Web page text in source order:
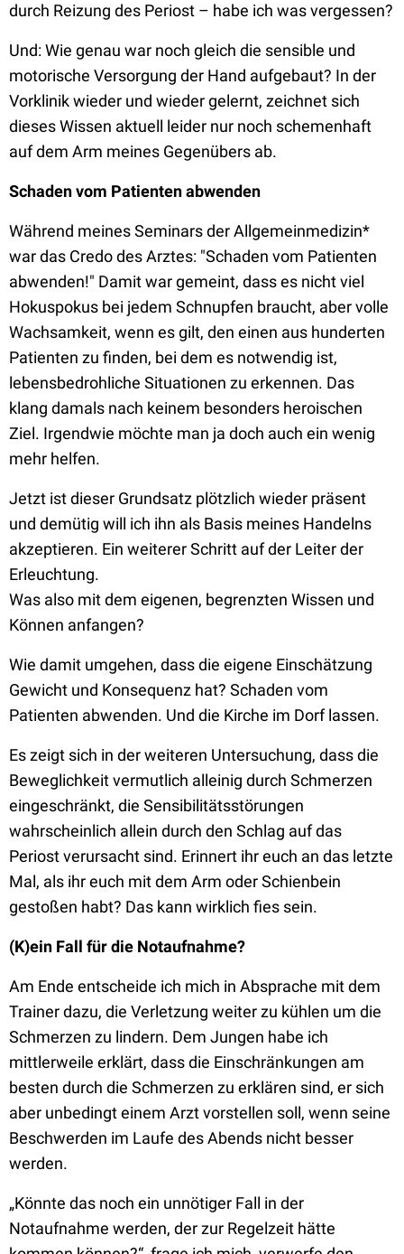
durch Reizung des Periost – habe ich was vergessen?
Und: Wie genau war noch gleich die sensible und
motorische Versorgung der Hand aufgebaut? In der
Vorklinik wieder und wieder gelernt, zeichnet sich
dieses Wissen aktuell leider nur noch schemenhaft
auf dem Arm meines Gegenübers ab.
Schaden vom Patienten abwenden
Während meines Seminars der Allgemeinmedizin*
war das Credo des Arztes: "Schaden vom Patienten
abwenden!" Damit war gemeint, dass es nicht viel
Hokuspokus bei jedem Schnupfen braucht, aber volle
Wachsamkeit, wenn es gilt, den einen aus hunderten
Patienten zu finden, bei dem es notwendig ist,
lebensbedrohliche Situationen zu erkennen. Das
klang damals nach keinem besonders heroischen
Ziel. Irgendwie möchte man ja doch auch ein wenig
mehr helfen.
Jetzt ist dieser Grundsatz plötzlich wieder präsent
und demütig will ich ihn als Basis meines Handelns
akzeptieren. Ein weiterer Schritt auf der Leiter der
Erleuchtung.
Was also mit dem eigenen, begrenzten Wissen und
Können anfangen?
Wie damit umgehen, dass die eigene Einschätzung
Gewicht und Konsequenz hat? Schaden vom
Patienten abwenden. Und die Kirche im Dorf lassen.
Es zeigt sich in der weiteren Untersuchung, dass die
Beweglichkeit vermutlich alleinig durch Schmerzen
eingeschränkt, die Sensibilitätsstörungen
wahrscheinlich allein durch den Schlag auf das
Periost verursacht sind. Erinnert ihr euch an das letzte
Mal, als ihr euch mit dem Arm oder Schienbein
gestoßen habt? Das kann wirklich fies sein.
(K)ein Fall für die Notaufnahme?
Am Ende entscheide ich mich in Absprache mit dem
Trainer dazu, die Verletzung weiter zu kühlen um die
Schmerzen zu lindern. Dem Jungen habe ich
mittlerweile erklärt, dass die Einschränkungen am
besten durch die Schmerzen zu erklären sind, er sich
aber unbedingt einem Arzt vorstellen soll, wenn seine
Beschwerden im Laufe des Abends nicht besser
werden.
„Könnte das noch ein unnötiger Fall in der
Notaufnahme werden, der zur Regelzeit hätte